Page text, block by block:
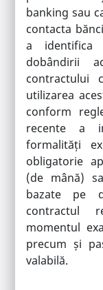
banking sau
contacta
a identifica
dobândirii
contractului
utilizarea
conform
recente a
formalități
obligatorie
(de mână)
bazate pe
contractul
momentul
precum și
valabilă.